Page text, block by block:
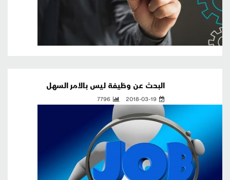
البحث عن وظيفة ليس بالأمر السهل
2018-03-19
7796